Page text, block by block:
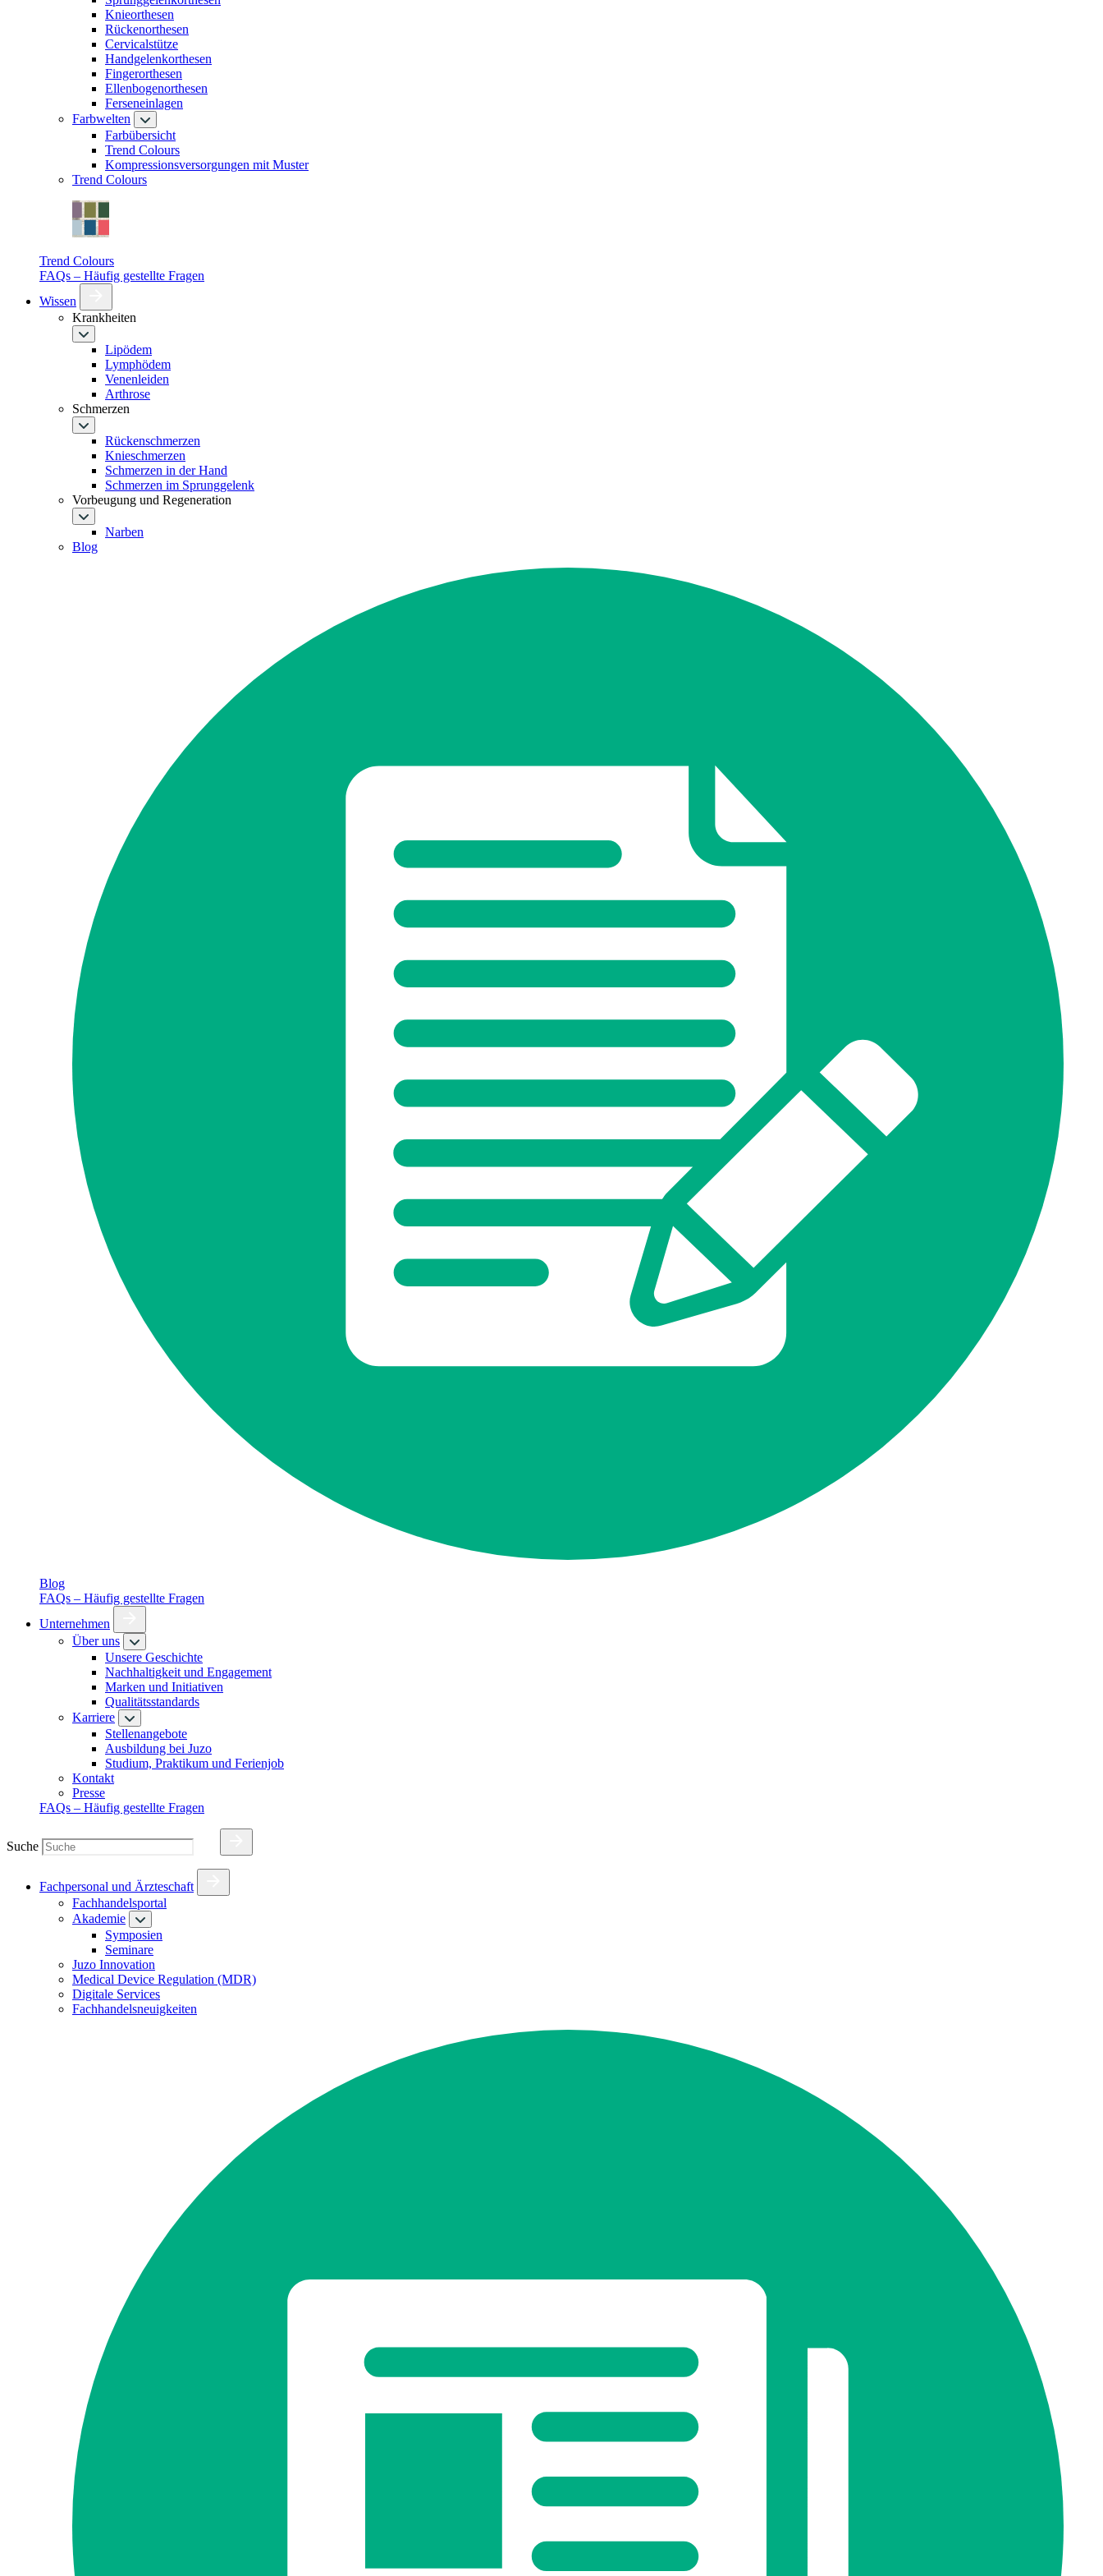
Knieorthesen
Rückenorthesen
Cervicalstütze
Handgelenkorthesen
Fingerorthesen
Ellenbogenorthesen
Ferseneinlagen
Farbwelten
Farbübersicht
Trend Colours
Kompressionsversorgungen mit Muster
Trend Colours
Trend Colours
FAQs – Häufig gestellte Fragen
Wissen
Krankheiten
Lipödem
Lymphödem
Venenleiden
Arthrose
Schmerzen
Rückenschmerzen
Knieschmerzen
Schmerzen in der Hand
Schmerzen im Sprunggelenk
Vorbeugung und Regeneration
Narben
Blog
Blog
FAQs – Häufig gestellte Fragen
Unternehmen
Über uns
Unsere Geschichte
Nachhaltigkeit und Engagement
Marken und Initiativen
Qualitätsstandards
Karriere
Stellenangebote
Ausbildung bei Juzo
Studium, Praktikum und Ferienjob
Kontakt
Presse
FAQs – Häufig gestellte Fragen
Suche
Fachpersonal und Ärzteschaft
Fachhandelsportal
Akademie
Symposien
Seminare
Juzo Innovation
Medical Device Regulation (MDR)
Digitale Services
Fachhandelsneuigkeiten